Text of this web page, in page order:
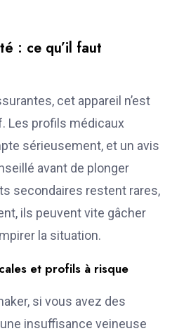
: ce qu’il faut
cet appareil n’est
Les profils médicaux
sérieusement, et un avis
avant de plonger
secondaires restent rares,
ils peuvent vite gâcher
la situation.
et profils à risque
si vous avez des
insuffisance veineuse